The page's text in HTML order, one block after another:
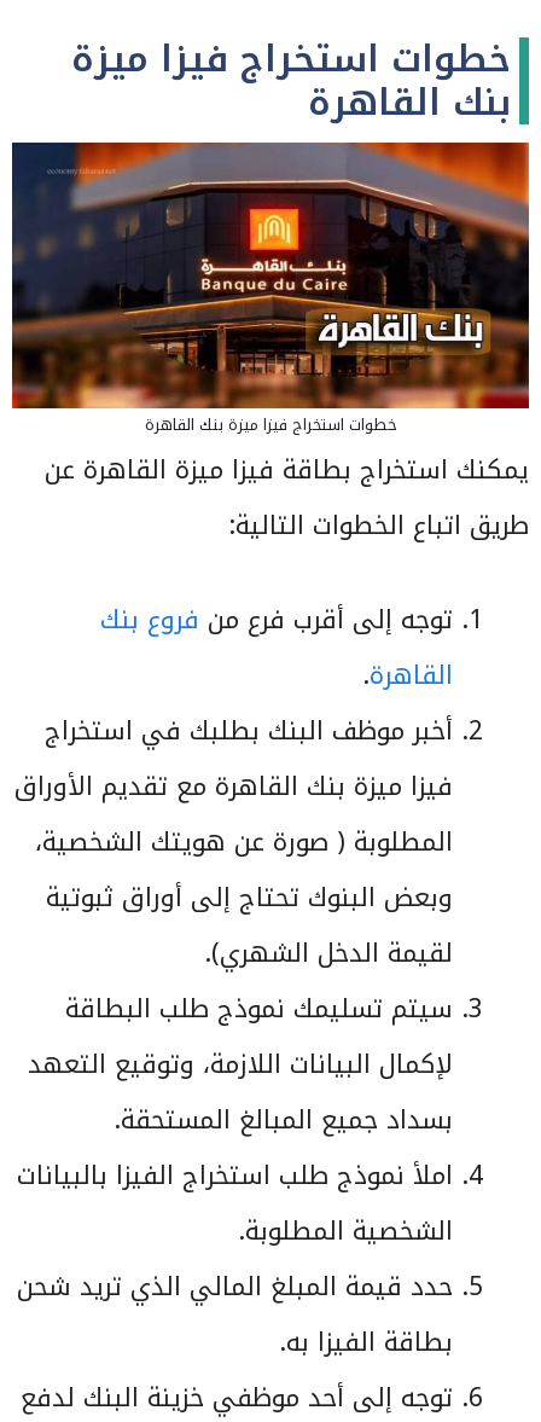
خطوات استخراج فيزا ميزة
بنك القاهرة
خطوات استخراج فيزا ميزة بنك القاهرة
يمكنك استخراج بطاقة فيزا ميزة القاهرة عن
طريق اتباع الخطوات التالية:
توجه إلى أقرب فرع من فروع بنك
القاهرة.
أخبر موظف البنك بطلبك في استخراج
فيزا ميزة بنك القاهرة مع تقديم الأوراق
المطلوبة ( صورة عن هويتك الشخصية،
وبعض البنوك تحتاج إلى أوراق ثبوتية
لقيمة الدخل الشهري).
سيتم تسليمك نموذج طلب البطاقة
لإكمال البيانات اللازمة، وتوقيع التعهد
بسداد جميع المبالغ المستحقة.
املأ نموذج طلب استخراج الفيزا بالبيانات
الشخصية المطلوبة.
حدد قيمة المبلغ المالي الذي تريد شحن
بطاقة الفيزا به.
توجه إلى أحد موظفي خزينة البنك لدفع